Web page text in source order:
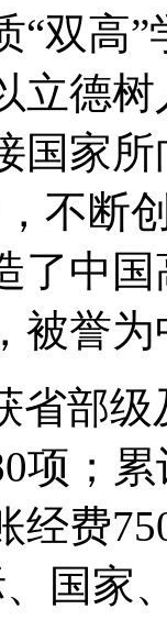
“双高
立德
国家
不断
了中
被誉
省部
项；
经费
国家